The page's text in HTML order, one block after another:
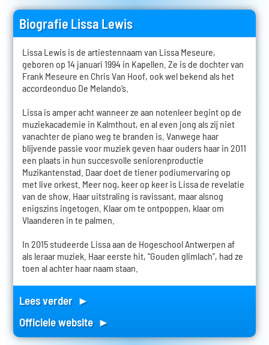
Biografie Lissa Lewis
Lissa Lewis is de artiestennaam van Lissa Meseure,
geboren op 14 januari 1994 in Kapellen. Ze is de dochter van
Frank Meseure en Chris Van Hoof, ook wel bekend als het
accordeonduo De Melando’s.
Lissa is amper acht wanneer ze aan notenleer begint op de
muziekacademie in Kalmthout, en al even jong als zij niet
vanachter de piano weg te branden is. Vanwege haar
blijvende passie voor muziek geven haar ouders haar in 2011
een plaats in hun succesvolle seniorenproductie
Muzikantenstad. Daar doet de tiener podiumervaring op
met live orkest. Meer nog, keer op keer is Lissa de revelatie
van de show. Haar uitstraling is ravissant, maar alsnog
enigszins ingetogen. Klaar om te ontpoppen, klaar om
Vlaanderen in te palmen.
In 2015 studeerde Lissa aan de Hogeschool Antwerpen af
als leraar muziek. Haar eerste hit, "Gouden glimlach", had ze
toen al achter haar naam staan.
Lees verder ►
Officiele website ►